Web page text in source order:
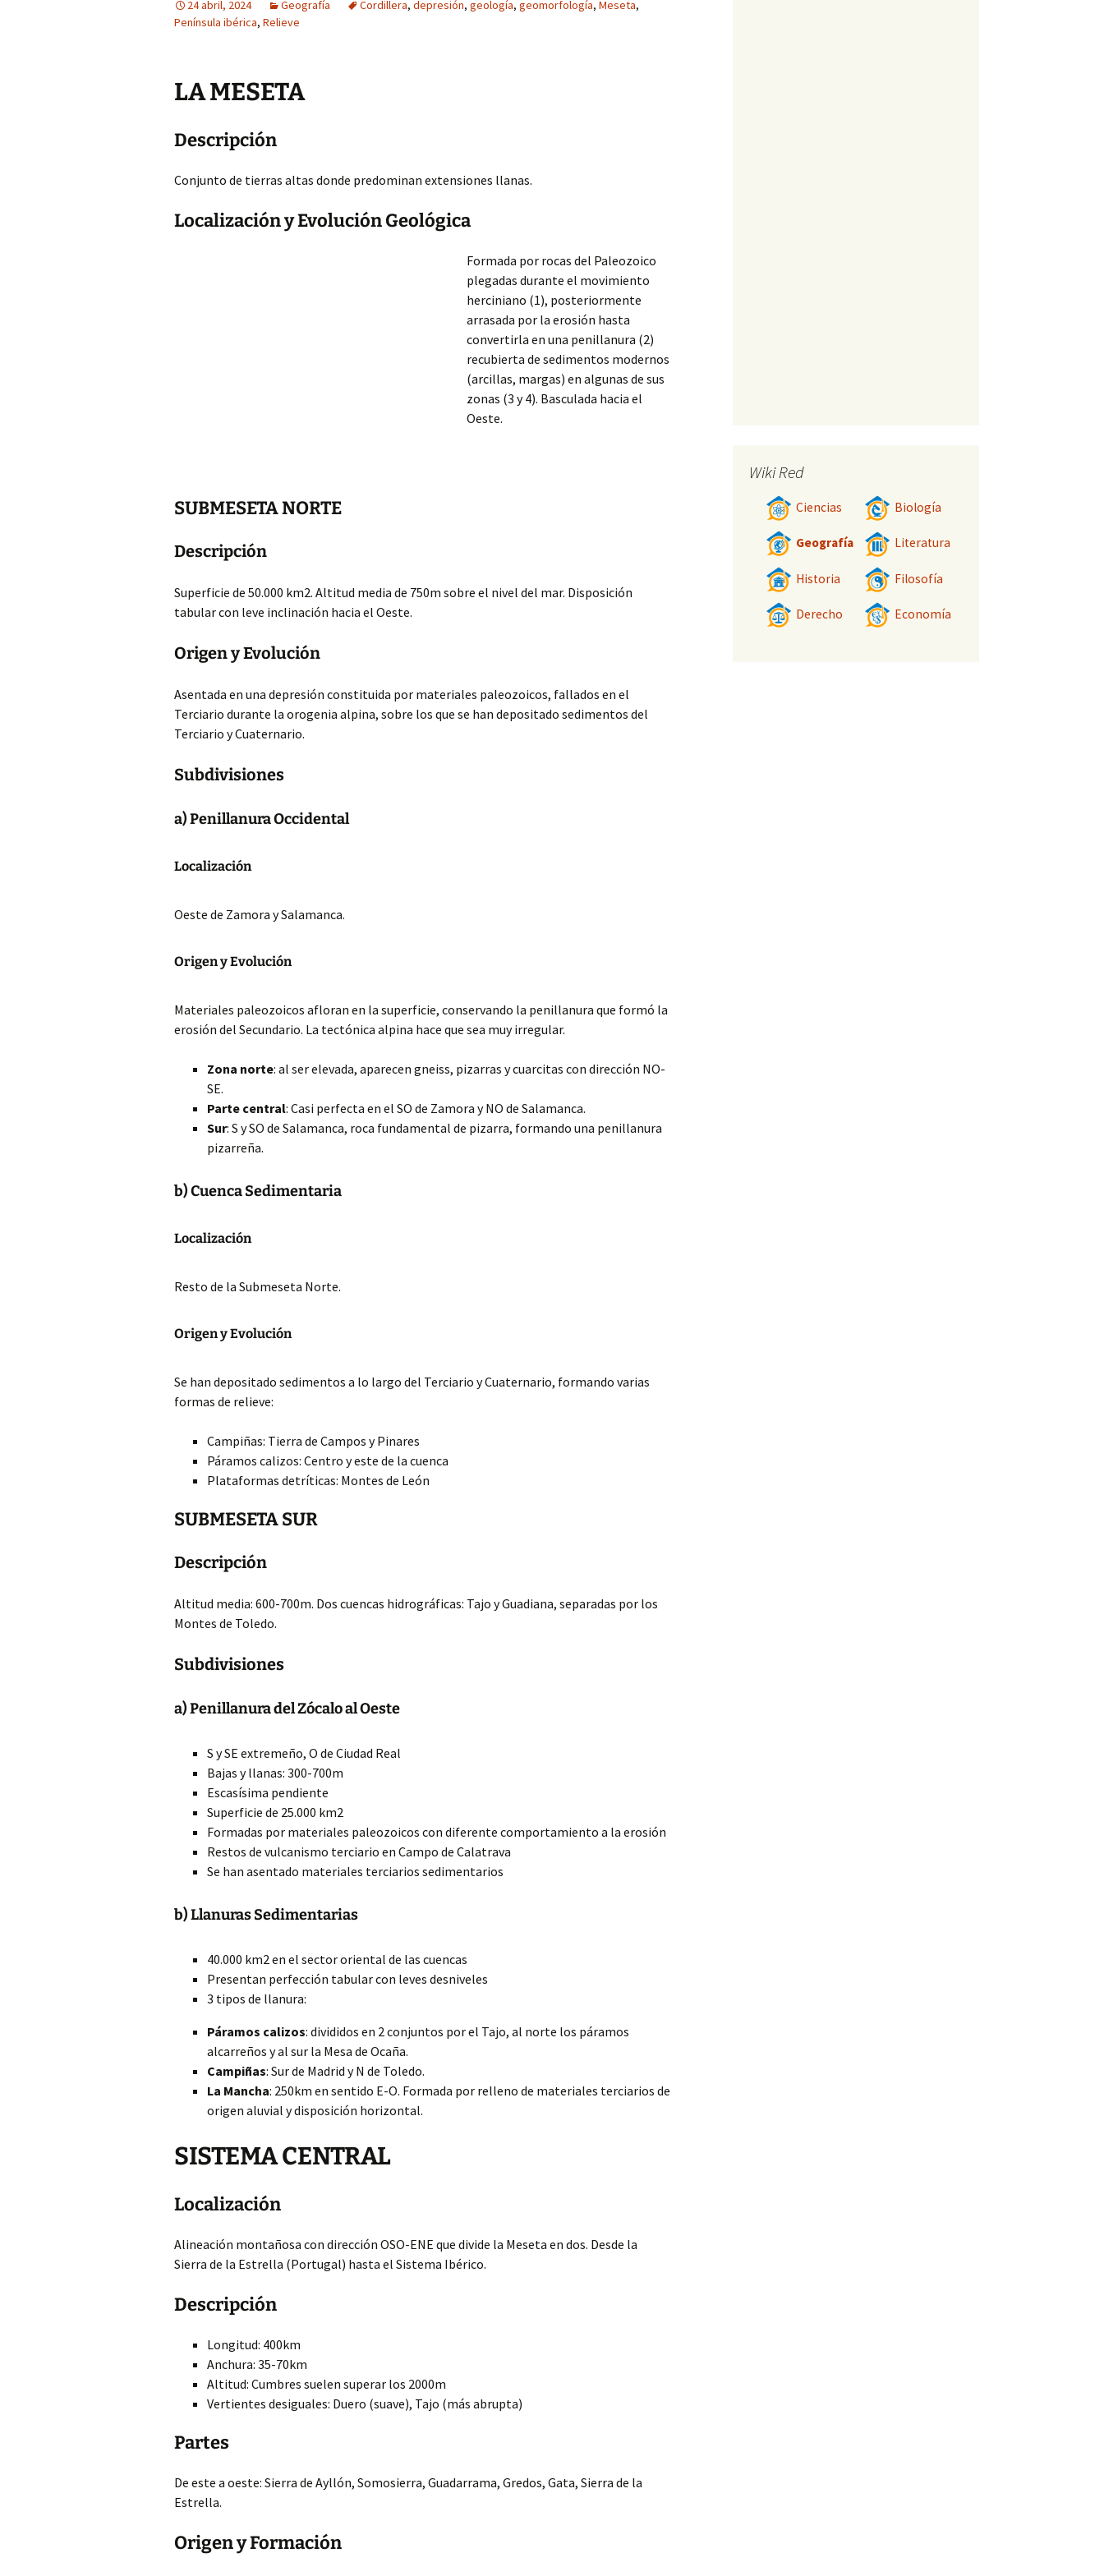
24 abril, 2024 Geografía Cordillera, depresión, geología, geomorfología, Meseta,
Península ibérica, Relieve
LA MESETA
Descripción
Conjunto de tierras altas donde predominan extensiones llanas.
Localización y Evolución Geológica
Formada por rocas del Paleozoico
plegadas durante el movimiento
herciniano (1), posteriormente
arrasada por la erosión hasta
convertirla en una penillanura (2)
recubierta de sedimentos modernos
(arcillas, margas) en algunas de sus
zonas (3 y 4). Basculada hacia el
Oeste.
SUBMESETA NORTE
Descripción
Superficie de 50.000 km2. Altitud media de 750m sobre el nivel del mar. Disposición
tabular con leve inclinación hacia el Oeste.
Origen y Evolución
Asentada en una depresión constituida por materiales paleozoicos, fallados en el
Terciario durante la orogenia alpina, sobre los que se han depositado sedimentos del
Terciario y Cuaternario.
Subdivisiones
a) Penillanura Occidental
Localización
Oeste de Zamora y Salamanca.
Origen y Evolución
Materiales paleozoicos afloran en la superficie, conservando la penillanura que formó la
erosión del Secundario. La tectónica alpina hace que sea muy irregular.
Zona norte: al ser elevada, aparecen gneiss, pizarras y cuarcitas con dirección NO-
SE.
Parte central: Casi perfecta en el SO de Zamora y NO de Salamanca.
Sur: S y SO de Salamanca, roca fundamental de pizarra, formando una penillanura
pizarreña.
b) Cuenca Sedimentaria
Localización
Resto de la Submeseta Norte.
Origen y Evolución
Se han depositado sedimentos a lo largo del Terciario y Cuaternario, formando varias
formas de relieve:
Campiñas: Tierra de Campos y Pinares
Páramos calizos: Centro y este de la cuenca
Plataformas detríticas: Montes de León
SUBMESETA SUR
Descripción
Altitud media: 600-700m. Dos cuencas hidrográficas: Tajo y Guadiana, separadas por los
Montes de Toledo.
Subdivisiones
a) Penillanura del Zócalo al Oeste
S y SE extremeño, O de Ciudad Real
Bajas y llanas: 300-700m
Escasísima pendiente
Superficie de 25.000 km2
Formadas por materiales paleozoicos con diferente comportamiento a la erosión
Restos de vulcanismo terciario en Campo de Calatrava
Se han asentado materiales terciarios sedimentarios
b) Llanuras Sedimentarias
40.000 km2 en el sector oriental de las cuencas
Presentan perfección tabular con leves desniveles
3 tipos de llanura:
Páramos calizos: divididos en 2 conjuntos por el Tajo, al norte los páramos
alcarreños y al sur la Mesa de Ocaña.
Campiñas: Sur de Madrid y N de Toledo.
La Mancha: 250km en sentido E-O. Formada por relleno de materiales terciarios de
origen aluvial y disposición horizontal.
SISTEMA CENTRAL
Localización
Alineación montañosa con dirección OSO-ENE que divide la Meseta en dos. Desde la
Sierra de la Estrella (Portugal) hasta el Sistema Ibérico.
Descripción
Longitud: 400km
Anchura: 35-70km
Altitud: Cumbres suelen superar los 2000m
Vertientes desiguales: Duero (suave), Tajo (más abrupta)
Partes
De este a oeste: Sierra de Ayllón, Somosierra, Guadarrama, Gredos, Gata, Sierra de la
Estrella.
Origen y Formación
Wiki Red
Ciencias Biología
Geografía Literatura
Historia Filosofía
Derecho Economía